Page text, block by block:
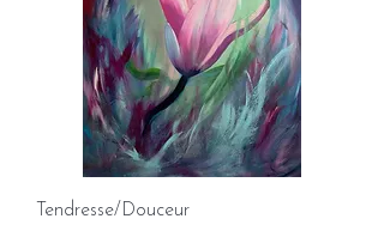
Tendresse/Douceur